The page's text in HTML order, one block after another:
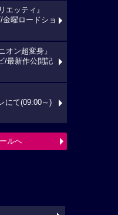
エッティ』
曜ロードショ
オン超変身』
/最新作公開記
にて(09:00～)
ルへ